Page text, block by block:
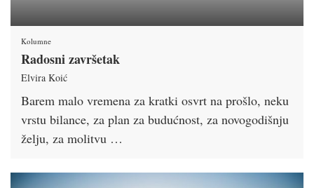
Kolumne
Radosni završetak
Elvira Koić
Barem malo vremena za kratki osvrt na prošlo, neku
vrstu bilance, za plan za budućnost, za novogodišnju
želju, za molitvu …